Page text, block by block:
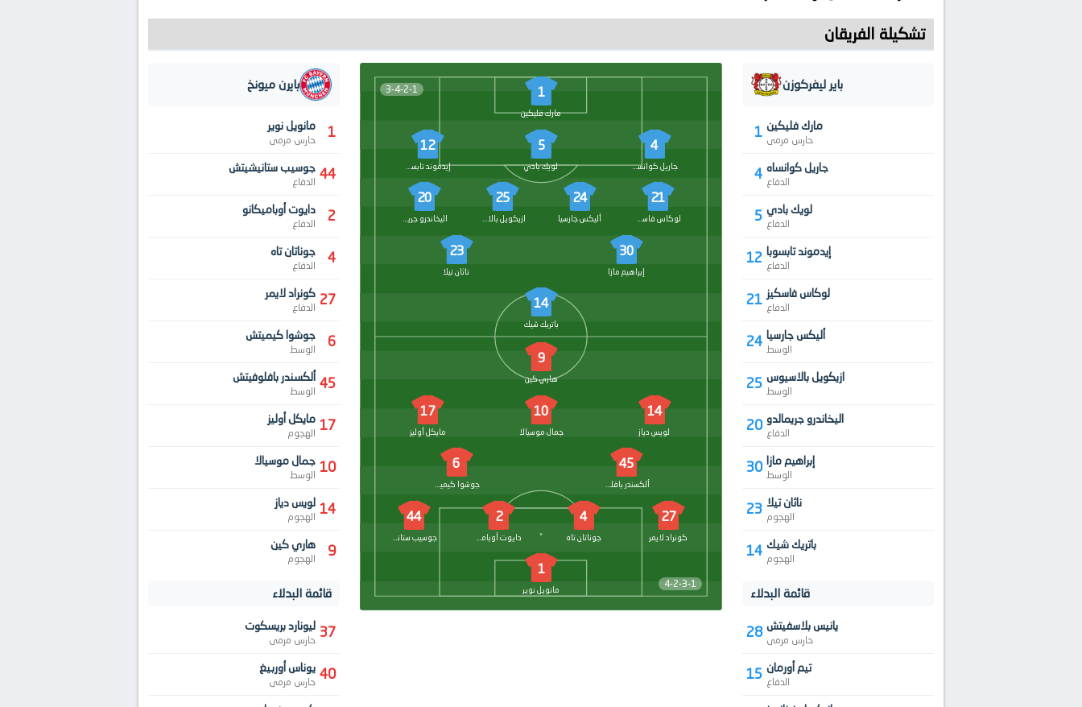
تشكيلة الفريقان
3-4-2-1 1
مارك فليكين
4
جاريل كوانساه
5
لويك بادي
12
إيدموند تابسوبا
21
لوكاس فاسكيز
24
أليكس جارسيا
25
ازيكويل بالاسيوس
20
اليخاندرو جريمالدو
30
إبراهيم مازا
23
ناثان تيلا
14
باتريك شيك
4-2-3-1
9
هاري كين
14
لويس دياز
10
جمال موسيالا
17
مايكل أوليز
45
ألكسندر بافلوفيتش
6
جوشوا كيميتش
27
كونراد لايمر
4
جوناتان تاه
2
دايوت أوباميكانو
44
جوسيب ستانيشيتش
1
مانويل نوير
باير ليفركوزن
1 مارك فليكين
حارس مرمى
4 جاريل كوانساه
الدفاع
5 لويك بادي
الدفاع
12 إيدموند تابسوبا
الدفاع
21 لوكاس فاسكيز
الدفاع
24 أليكس جارسيا
الوسط
25 ازيكويل بالاسيوس
الوسط
20 اليخاندرو جريمالدو
الدفاع
30 إبراهيم مازا
الوسط
23 ناثان تيلا
الهجوم
14 باتريك شيك
الهجوم
قائمة البدلاء
28 يانيس بلاسفيتش
حارس مرمى
15 تيم أورمان
الدفاع
بايرن ميونخ
1 مانويل نوير
حارس مرمى
44 جوسيب ستانيشيتش
الدفاع
2 دايوت أوباميكانو
الدفاع
4 جوناتان تاه
الدفاع
27 كونراد لايمر
الدفاع
6 جوشوا كيميتش
الوسط
45 ألكسندر بافلوفيتش
الوسط
17 مايكل أوليز
الهجوم
10 جمال موسيالا
الوسط
14 لويس دياز
الهجوم
9 هاري كين
الهجوم
قائمة البدلاء
37 ليونارد بريسكوت
حارس مرمى
40 يوناس أوربيغ
حارس مرمى